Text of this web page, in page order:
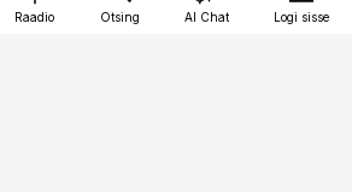
Raadio Otsing AI Chat Logi sisse